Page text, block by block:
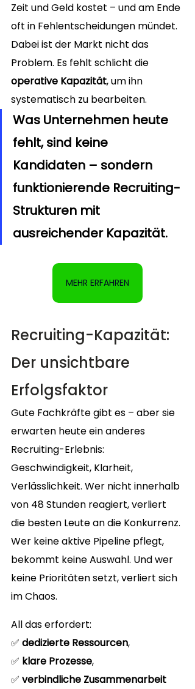
Zeit und Geld kostet – und am Ende
oft in Fehlentscheidungen mündet.
Dabei ist der Markt nicht das
Problem. Es fehlt schlicht die
operative Kapazität, um ihn
systematisch zu bearbeiten.
Was Unternehmen heute
fehlt, sind keine
Kandidaten – sondern
funktionierende Recruiting-
Strukturen mit
ausreichender Kapazität.
MEHR ERFAHREN
Recruiting-Kapazität:
Der unsichtbare
Erfolgsfaktor
Gute Fachkräfte gibt es – aber sie
erwarten heute ein anderes
Recruiting-Erlebnis:
Geschwindigkeit, Klarheit,
Verlässlichkeit. Wer nicht innerhalb
von 48 Stunden reagiert, verliert
die besten Leute an die Konkurrenz.
Wer keine aktive Pipeline pflegt,
bekommt keine Auswahl. Und wer
keine Prioritäten setzt, verliert sich
im Chaos.
All das erfordert:
✅ dedizierte Ressourcen,
✅ klare Prozesse,
✅ verbindliche Zusammenarbeit